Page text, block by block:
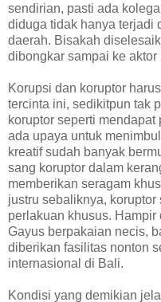
sendirian, pasti ada
diduga tidak hanya terjadi
daerah. Bisakah
dibongkar sampai ke
Korupsi dan koruptor
tercinta ini, sedikitpun tak
koruptor seperti
ada upaya untuk
kreatif sudah banyak
sang koruptor dalam
memberikan seragam
justru sebaliknya,
perlakuan khusus.
Gayus berpakaian necis,
diberikan fasilitas nonton
internasional di Bali.
Kondisi yang demikian